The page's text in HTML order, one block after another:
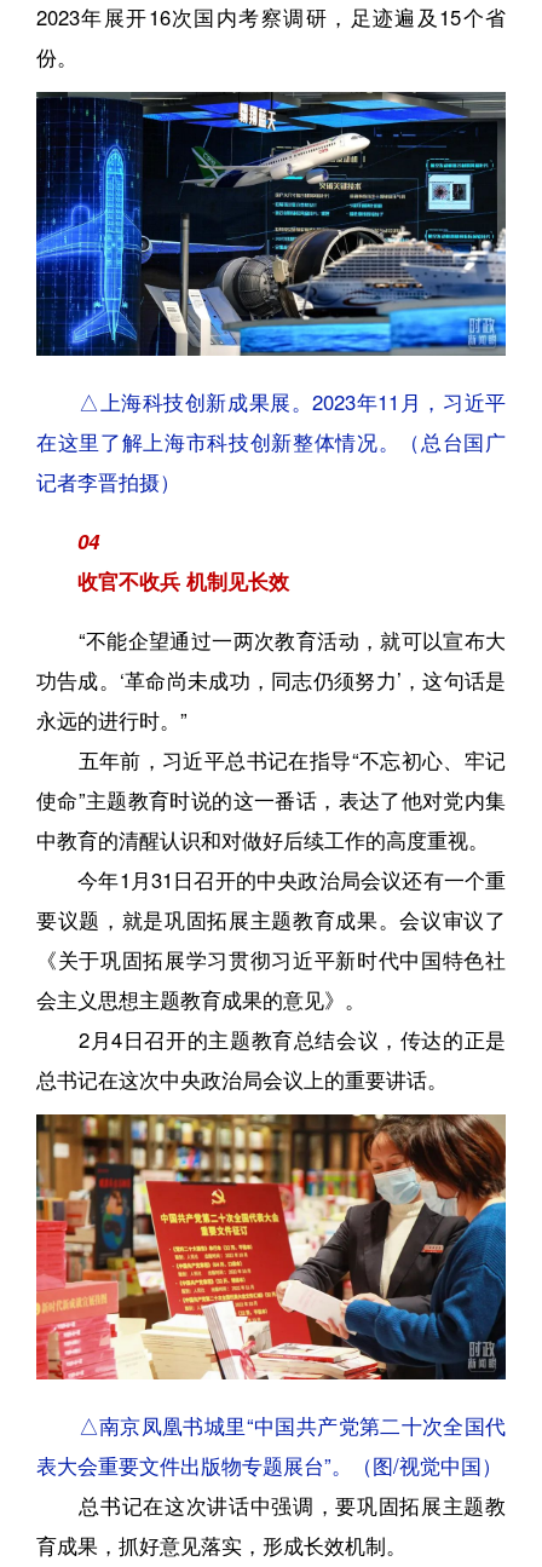
2023年展开16次国内考察调研，足迹遍及15个省
份。
△上海科技创新成果展。2023年11月，习近平
在这里了解上海市科技创新整体情况。（总台国广
记者李晋拍摄）
04
收官不收兵 机制见长效
“不能企望通过一两次教育活动，就可以宣布大
功告成。‘革命尚未成功，同志仍须努力’，这句话是
永远的进行时。”
五年前，习近平总书记在指导“不忘初心、牢记
使命”主题教育时说的这一番话，表达了他对党内集
中教育的清醒认识和对做好后续工作的高度重视。
今年1月31日召开的中央政治局会议还有一个重
要议题，就是巩固拓展主题教育成果。会议审议了
《关于巩固拓展学习贯彻习近平新时代中国特色社
会主义思想主题教育成果的意见》。
2月4日召开的主题教育总结会议，传达的正是
总书记在这次中央政治局会议上的重要讲话。
△南京凤凰书城里“中国共产党第二十次全国代
表大会重要文件出版物专题展台”。（图/视觉中国）
总书记在这次讲话中强调，要巩固拓展主题教
育成果，抓好意见落实，形成长效机制。